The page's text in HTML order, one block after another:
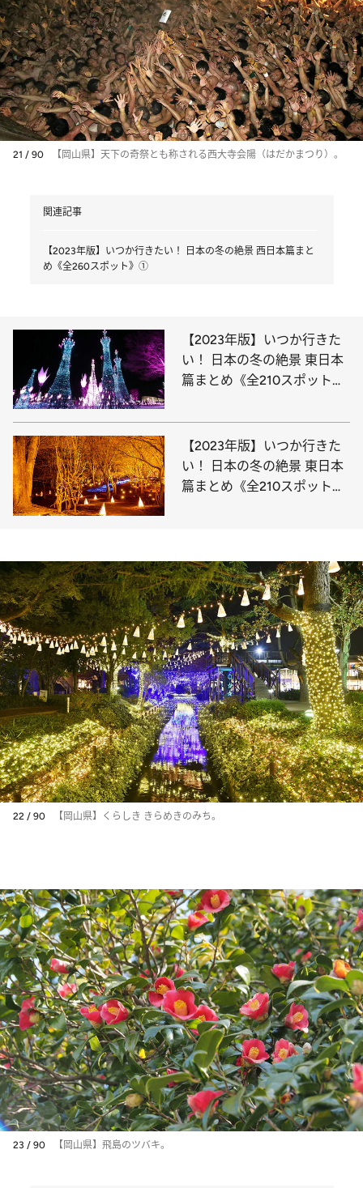
21 / 90 【岡山県】天下の奇祭とも称される西大寺会陽（はだかまつり）。
関連記事
【2023年版】いつか行きたい！ 日本の冬の絶景 西日本篇まと
め《全260スポット》①
【2023年版】いつか行きた
い！ 日本の冬の絶景 東日本
篇まとめ《全210スポット》
【2023年版】いつか行きた
い！ 日本の冬の絶景 東日本
篇まとめ《全210スポット》
22 / 90 【岡山県】くらしき きらめきのみち。
23 / 90 【岡山県】飛島のツバキ。